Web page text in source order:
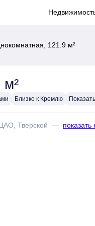
121.9 м²
Близко к Кремлю
Тверской — показать